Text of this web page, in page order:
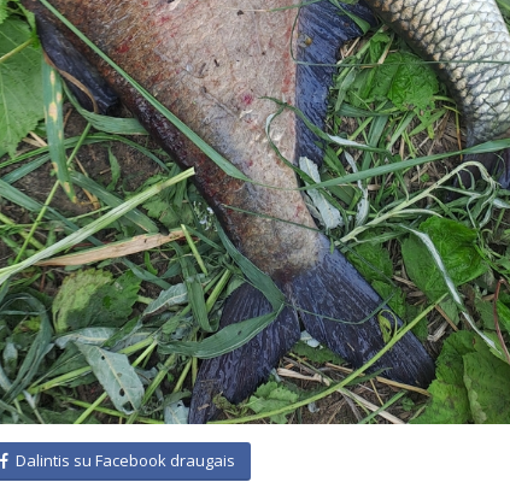
Dalintis su Facebook draugais